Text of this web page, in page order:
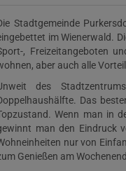
Stadtgemeinde
im Wienerwald.
, Freizeitangeboten
aber auch alle
des
Das
Wenn man in
man den Eindruck
nur von
Genießen am